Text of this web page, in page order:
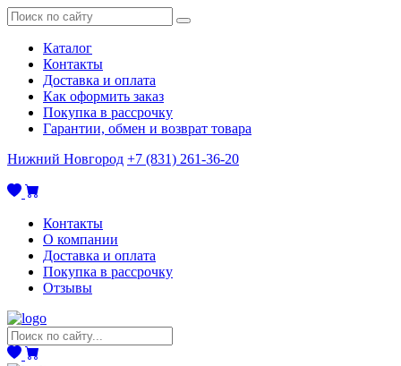
Каталог
Контакты
Доставка и оплата
Как оформить заказ
Покупка в рассрочку
Гарантии, обмен и возврат товара
Нижний Новгород +7 (831) 261-36-20
Контакты
О компании
Доставка и оплата
Покупка в рассрочку
Отзывы